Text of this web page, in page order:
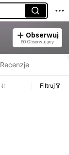
Obserwuj
60 Obserwujący
Recenzje
Filtruj